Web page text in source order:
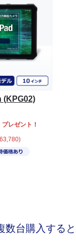
(KPG02)
レゼント！
)
数台購入すると